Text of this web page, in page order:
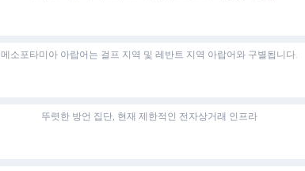
메소포타미아 아랍어는 걸프 지역 및 레반트 지역 아랍어와 구별됩니다.
뚜렷한 방언 집단, 현재 제한적인 전자상거래 인프라